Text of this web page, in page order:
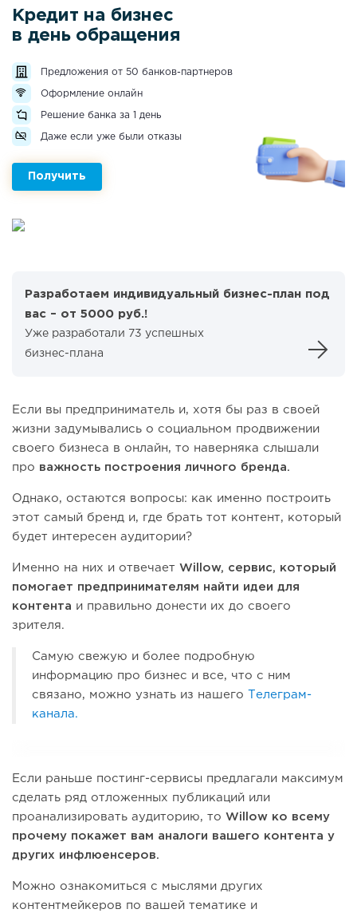
Кредит на бизнес
в день обращения
Предложения от 50 банков-партнеров
Оформление онлайн
Решение банка за 1 день
Даже если уже были отказы
Получить
Разработаем индивидуальный бизнес-план под
вас – от 5000 руб.!
Уже разработали 73 успешных
бизнес-плана
Если вы предприниматель и, хотя бы раз в своей
жизни задумывались о социальном продвижении
своего бизнеса в онлайн, то наверняка слышали
про важность построения личного бренда.
Однако, остаются вопросы: как именно построить
этот самый бренд и, где брать тот контент, который
будет интересен аудитории?
Именно на них и отвечает Willow, сервис, который
помогает предпринимателям найти идеи для
контента и правильно донести их до своего
зрителя.
Самую свежую и более подробную
информацию про бизнес и все, что с ним
связано, можно узнать из нашего
Телеграм-
канала.
Если раньше постинг-сервисы предлагали максимум
сделать ряд отложенных публикаций или
проанализировать аудиторию, то Willow ко всему
прочему покажет вам аналоги вашего контента у
других инфлюенсеров.
Можно ознакомиться с мыслями других
контентмейкеров по вашей тематике и